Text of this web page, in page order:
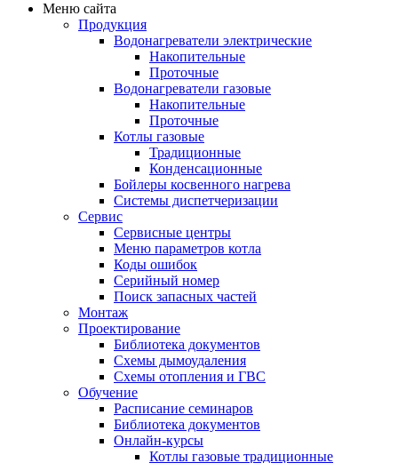
Меню сайта
Продукция
Водонагреватели электрические
Накопительные
Проточные
Водонагреватели газовые
Накопительные
Проточные
Котлы газовые
Традиционные
Конденсационные
Бойлеры косвенного нагрева
Системы диспетчеризации
Сервис
Сервисные центры
Меню параметров котла
Коды ошибок
Серийный номер
Поиск запасных частей
Монтаж
Проектирование
Библиотека документов
Схемы дымоудаления
Схемы отопления и ГВС
Обучение
Расписание семинаров
Библиотека документов
Онлайн-курсы
Котлы газовые традиционные